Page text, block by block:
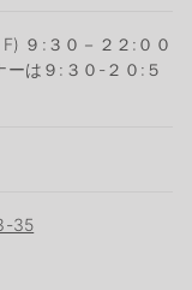
９:３０－２２:００
ーは９:３０-２０:５
35